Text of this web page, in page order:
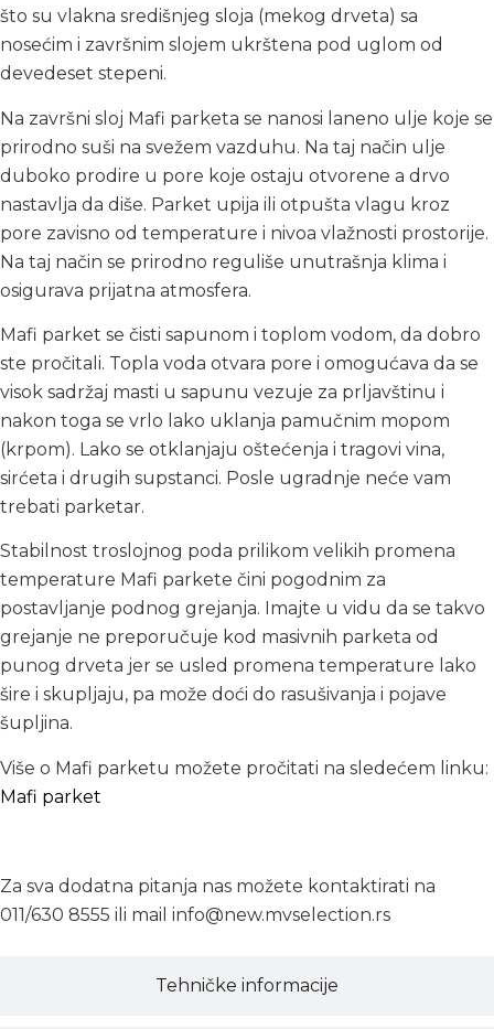
Tehničke informacije
što su vlakna središnjeg sloja (mekog drveta) sa
nosećim i završnim slojem ukrštena pod uglom od
devedeset stepeni.
Na završni sloj Mafi parketa se nanosi laneno ulje koje se
prirodno suši na svežem vazduhu. Na taj način ulje
duboko prodire u pore koje ostaju otvorene a drvo
nastavlja da diše. Parket upija ili otpušta vlagu kroz
pore zavisno od temperature i nivoa vlažnosti prostorije.
Na taj način se prirodno reguliše unutrašnja klima i
osigurava prijatna atmosfera.
Mafi parket se čisti sapunom i toplom vodom, da dobro
ste pročitali. Topla voda otvara pore i omogućava da se
visok sadržaj masti u sapunu vezuje za prljavštinu i
nakon toga se vrlo lako uklanja pamučnim mopom
(krpom). Lako se otklanjaju oštećenja i tragovi vina,
sirćeta i drugih supstanci. Posle ugradnje neće vam
trebati parketar.
Stabilnost troslojnog poda prilikom velikih promena
temperature Mafi parkete čini pogodnim za
postavljanje podnog grejanja. Imajte u vidu da se takvo
grejanje ne preporučuje kod masivnih parketa od
punog drveta jer se usled promena temperature lako
šire i skupljaju, pa može doći do rasušivanja i pojave
šupljina.
Više o Mafi parketu možete pročitati na sledećem linku:
Mafi parket
Za sva dodatna pitanja nas možete kontaktirati na
011/630 8555 ili mail info@new.mvselection.rs